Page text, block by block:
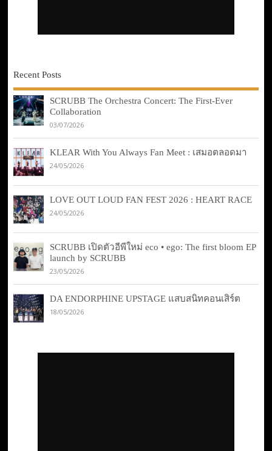
Recent Posts
SCRUBB The Orchestra Concert: The First-Ever
Collaboration
03/07/2026
KLEAR With You Always Fan Meet : เสมอตลอดมา
24/05/2026
LOVE OUT LOUD FAN FEST 2026 : HEART RACE
24/05/2026
SCRUBB เปิดตัวอีพีใหม่ eco • ego: The first bloom EP
launch by SCRUBB
23/05/2026
DA ENDORPHINE UPSTAGE แสบสนิทคอนเสิร์ต
18/05/2026